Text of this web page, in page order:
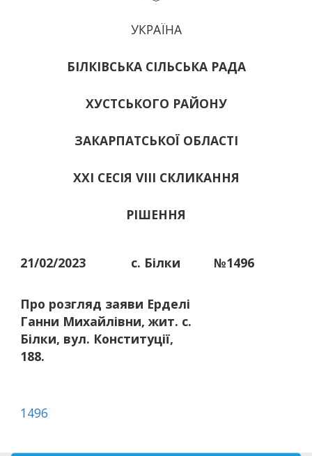
УКРАЇНА
БІЛКІВСЬКА СІЛЬСЬКА РАДА
ХУСТСЬКОГО РАЙОНУ
ЗАКАРПАТСЬКОЇ ОБЛАСТІ
ХХІ СЕСІЯ VIII СКЛИКАННЯ
РІШЕННЯ
21/02/2023 с. Білки №1496
Про розгляд заяви Ерделі
Ганни Михайлівни, жит. с.
Білки, вул. Конституції,
188.
1496